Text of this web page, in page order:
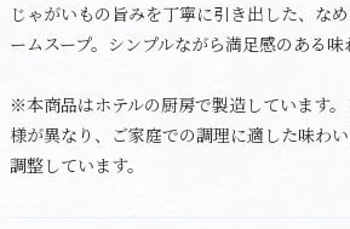
じゃがいもの旨みを丁寧に引き出した、な
ームスープ。シンプルながら満足感のある味
※本商品はホテルの厨房で製造しています
様が異なり、ご家庭での調理に適した味わ
調整しています。